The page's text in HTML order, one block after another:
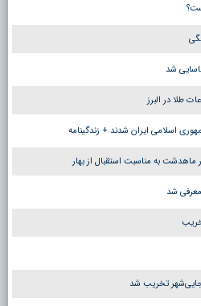
طلا در البرز
اسلامی ایران شدند + زندگینامه
به مناسبت استقبال از بهار
شد
رجایی‌شهر تخریب شد